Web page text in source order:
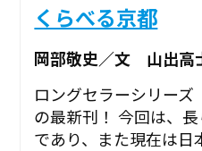
くらべる京都
岡部敬史／文 山出高
ロングセラーシリー
の最新刊！ 今回は、
であり、また現在は